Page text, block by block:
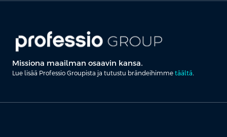
Missiona maailman osaavin kansa.
Lue lisää Professio Groupista ja tutustu brändeihimme täältä.